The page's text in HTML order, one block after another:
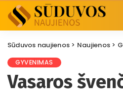
Sūduvos naujienos > Naujienos >
GYVENIMAS
Vasaros